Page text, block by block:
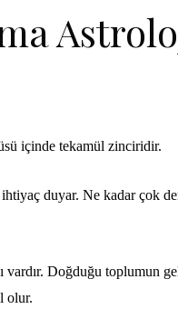
içinde tekamül zinciridir.
duyar. Ne kadar çok
Doğduğu toplumun
olur.